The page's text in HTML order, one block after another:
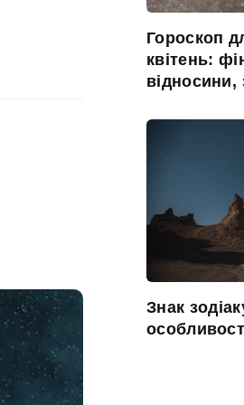
Гороскоп
квітень:
відносини,
Знак